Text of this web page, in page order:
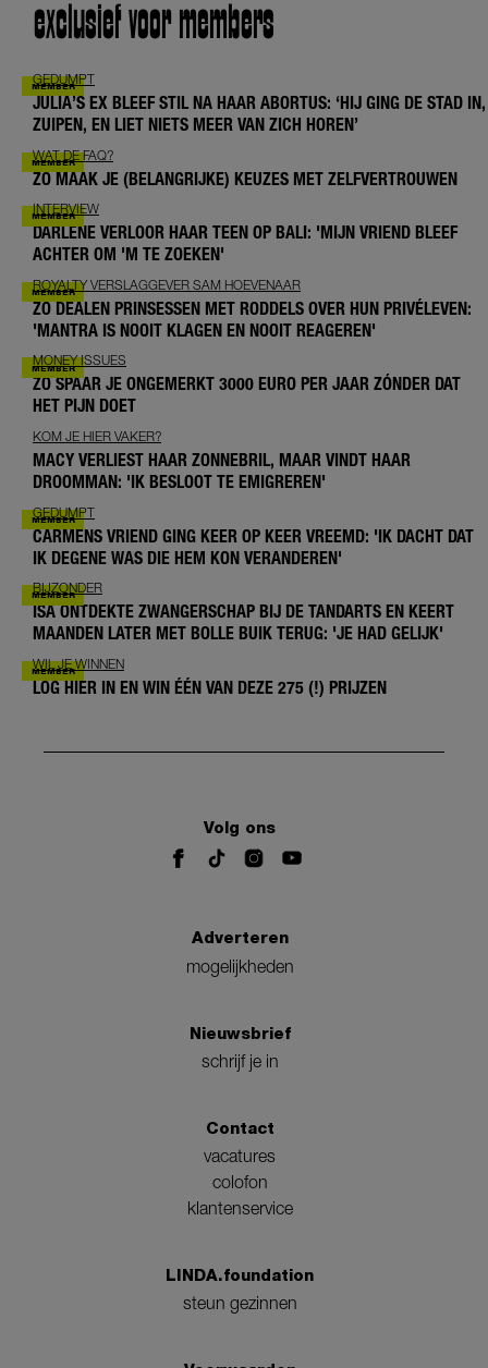
exclusief voor members
GEDUMPT
JULIA’S EX BLEEF STIL NA HAAR ABORTUS: ‘HIJ GING DE STAD IN,
ZUIPEN, EN LIET NIETS MEER VAN ZICH HOREN’
WAT DE FAQ?
ZO MAAK JE (BELANGRIJKE) KEUZES MET ZELFVERTROUWEN
INTERVIEW
DARLENE VERLOOR HAAR TEEN OP BALI: 'MIJN VRIEND BLEEF
ACHTER OM 'M TE ZOEKEN'
ROYALTY VERSLAGGEVER SAM HOEVENAAR
ZO DEALEN PRINSESSEN MET RODDELS OVER HUN PRIVÉLEVEN:
'MANTRA IS NOOIT KLAGEN EN NOOIT REAGEREN'
MONEY ISSUES
ZO SPAAR JE ONGEMERKT 3000 EURO PER JAAR ZÓNDER DAT
HET PIJN DOET
KOM JE HIER VAKER?
MACY VERLIEST HAAR ZONNEBRIL, MAAR VINDT HAAR
DROOMMAN: 'IK BESLOOT TE EMIGREREN'
GEDUMPT
CARMENS VRIEND GING KEER OP KEER VREEMD: 'IK DACHT DAT
IK DEGENE WAS DIE HEM KON VERANDEREN'
BIJZONDER
ISA ONTDEKTE ZWANGERSCHAP BIJ DE TANDARTS EN KEERT
MAANDEN LATER MET BOLLE BUIK TERUG: 'JE HAD GELIJK'
WIL JE WINNEN
LOG HIER IN EN WIN ÉÉN VAN DEZE 275 (!) PRIJZEN
Volg ons
Adverteren
mogelijkheden
Nieuwsbrief
schrijf je in
Contact
vacatures
colofon
klantenservice
LINDA.foundation
steun gezinnen